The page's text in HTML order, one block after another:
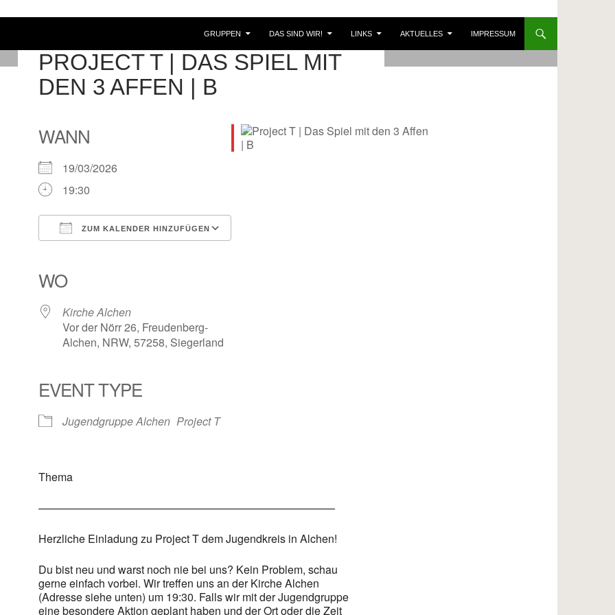
GRUPPEN DAS SIND WIR! LINKS AKTUELLES IMPRESSUM
PROJECT T | DAS SPIEL MIT
DEN 3 AFFEN | B
WANN
19/03/2026
19:30
ZUM KALENDER HINZUFÜGEN
WO
Kirche Alchen
Vor der Nörr 26, Freudenberg-
Alchen, NRW, 57258, Siegerland
EVENT TYPE
Jugendgruppe Alchen Project T
Thema
———————————————————————————
Herzliche Einladung zu Project T dem Jugendkreis in Alchen!
Du bist neu und warst noch nie bei uns? Kein Problem, schau
gerne einfach vorbei. Wir treffen uns an der Kirche Alchen
(Adresse siehe unten) um 19:30. Falls wir mit der Jugendgruppe
eine besondere Aktion geplant haben und der Ort oder die Zeit